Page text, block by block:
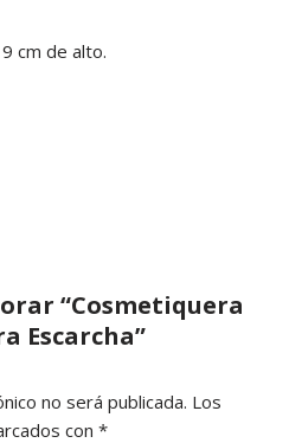
cm de alto.
“Cosmetiquera
Escarcha”
no será publicada. Los
con *